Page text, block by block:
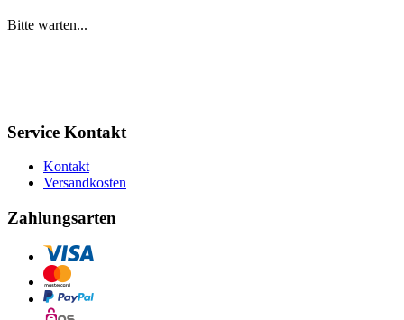
Bitte warten...
Service Kontakt
Kontakt
Versandkosten
Zahlungsarten